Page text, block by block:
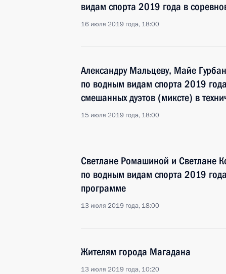
видам спорта 2019 года в
16 июля 2019 года, 18:00
Александру Мальцеву, Майе
по водным видам спорта 2019
смешанных дуэтов (миксте) в
15 июля 2019 года, 18:00
Светлане Ромашиной и Светлане
по водным видам спорта 2019
программе
13 июля 2019 года, 18:00
Жителям города Магадана
13 июля 2019 года, 10:20